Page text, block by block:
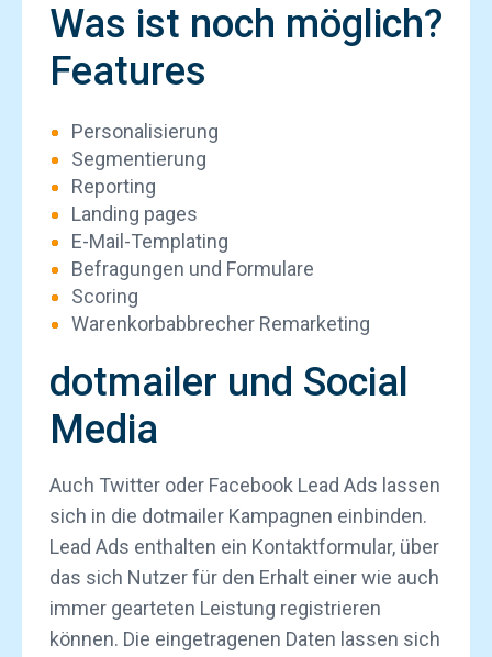
Was ist noch möglich?
Features
Personalisierung
Segmentierung
Reporting
Landing pages
E-Mail-Templating
Befragungen und Formulare
Scoring
Warenkorbabbrecher Remarketing
dotmailer und Social
Media
Auch Twitter oder Facebook Lead Ads lassen
sich in die dotmailer Kampagnen einbinden.
Lead Ads enthalten ein Kontaktformular, über
das sich Nutzer für den Erhalt einer wie auch
immer gearteten Leistung registrieren
können. Die eingetragenen Daten lassen sich